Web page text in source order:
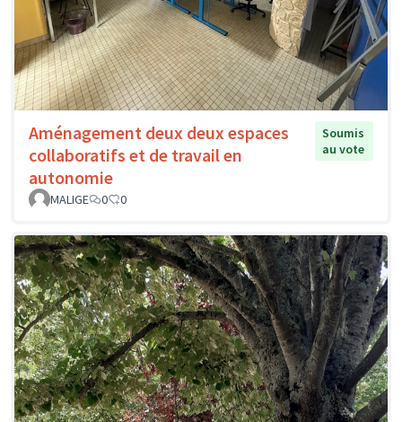
Aménagement deux deux espaces
collaboratifs et de travail en
autonomie
Soumis
au vote
MALIGE 0 0